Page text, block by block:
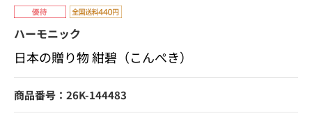
ハーモニック
日本の贈り物 紺碧（こんぺき）
商品番号：26K-144483